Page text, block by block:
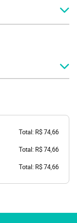
Total: R$ 74,66
Total: R$ 74,66
Total: R$ 74,66